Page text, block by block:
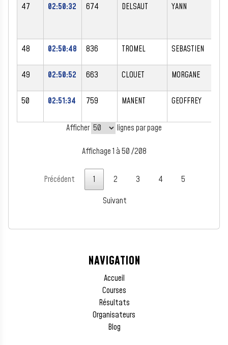
47 02:50:32 674 DELSAUT YANN
48 02:50:48 836 TROMEL SEBASTIEN
49 02:50:52 663 CLOUET MORGANE
50 02:51:34 759 MANENT GEOFFREY
Afficher lignes par page
Affichage 1 à 50 /208
Précédent 1 2 3 4
5
Suivant
NAVIGATION
Accueil
Courses
Résultats
Organisateurs
Blog